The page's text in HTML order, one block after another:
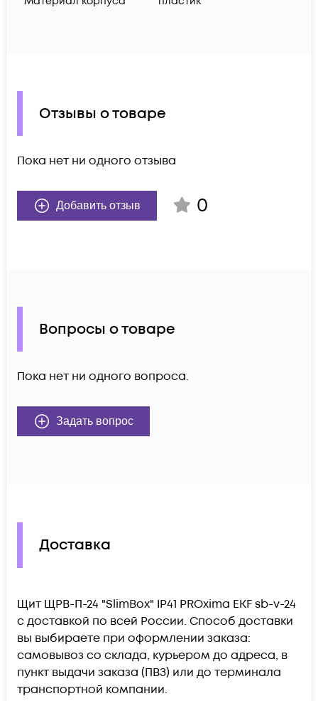
Отзывы о товаре
Пока нет ни одного отзыва
Добавить отзыв 0
Вопросы о товаре
Пока нет ни одного вопроса.
Задать вопрос
Доставка
Щит ЩРВ-П-24 "SlimBox" IP41 PROxima EKF sb-v-24
c доставкой по всей России. Способ доставки
вы выбираете при оформлении заказа:
самовывоз со склада, курьером до адреса, в
пункт выдачи заказа (ПВЗ) или до терминала
транспортной компании.